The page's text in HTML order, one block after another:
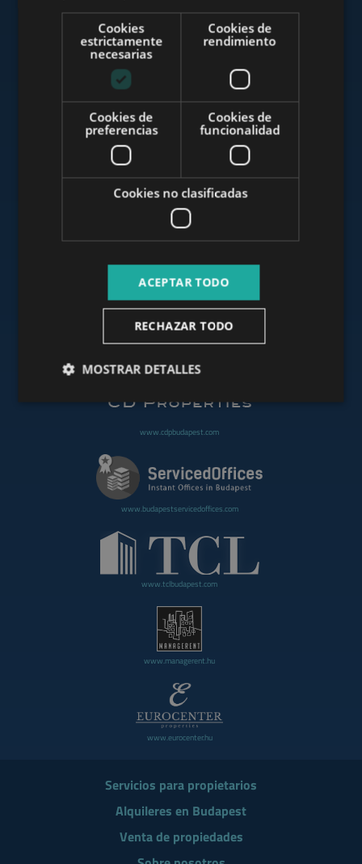
www.towerassistance.com
www.budapestluxuryapartments.hu
www.budapestoffices.net
www.cdpbudapest.com
www.budapestservicedoffices.com
www.tclbudapest.com
www.managerent.hu
www.eurocenter.hu
Servicios para propietarios
Alquileres en Budapest
Venta de propiedades
SPANISH
RUSSIAN
Cookies
estrictamente
necesarias
Cookies de
rendimiento
Cookies de
preferencias
Cookies de
funcionalidad
Cookies no clasificadas
ACEPTAR TODO
RECHAZAR TODO
MOSTRAR DETALLES